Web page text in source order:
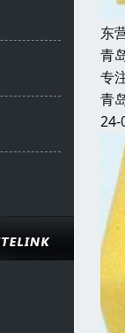
东
青
专
青
24-